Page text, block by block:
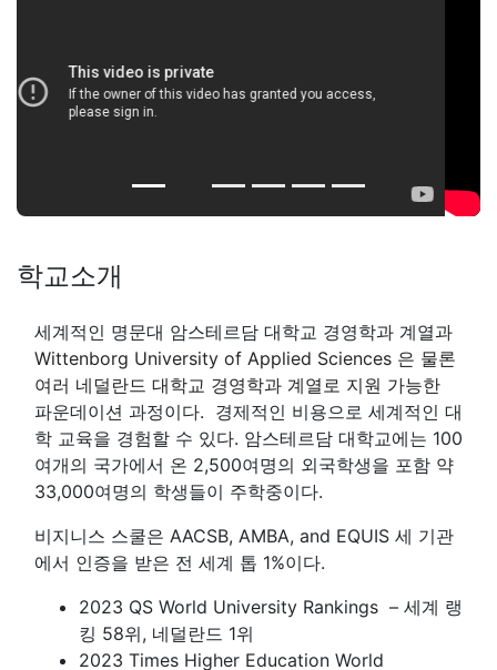
학교소개
세계적인 명문대 암스테르담 대학교 경영학과 계열과
Wittenborg University of Applied Sciences 은 물론
여러 네덜란드 대학교 경영학과 계열로 지원 가능한
파운데이션 과정이다. 경제적인 비용으로 세계적인 대
학 교육을 경험할 수 있다. 암스테르담 대학교에는 100
여개의 국가에서 온 2,500여명의 외국학생을 포함 약
33,000여명의 학생들이 주학중이다.
비지니스 스쿨은 AACSB, AMBA, and EQUIS 세 기관
에서 인증을 받은 전 세계 톱 1%이다.
2023 QS World University Rankings – 세계 랭
킹 58위, 네덜란드 1위
2023 Times Higher Education World